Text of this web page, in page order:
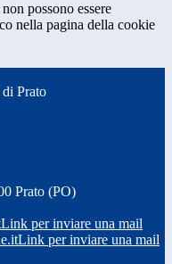
possono essere
nella pagina della cookie
Prato
Prato (PO)
Link per inviare una mail
Link per inviare una mail